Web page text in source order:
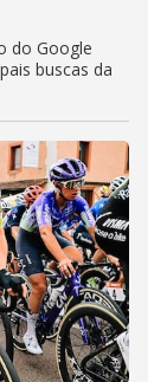
do Google
buscas da